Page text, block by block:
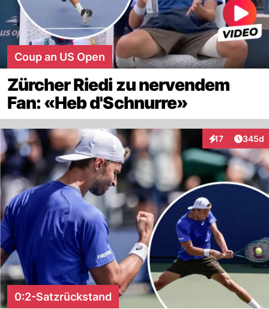
Coup an US Open
Zürcher Riedi zu nervendem
Fan: «Heb d'Schnurre»
17
Interaktionen
345d
0:2-Satzrückstand